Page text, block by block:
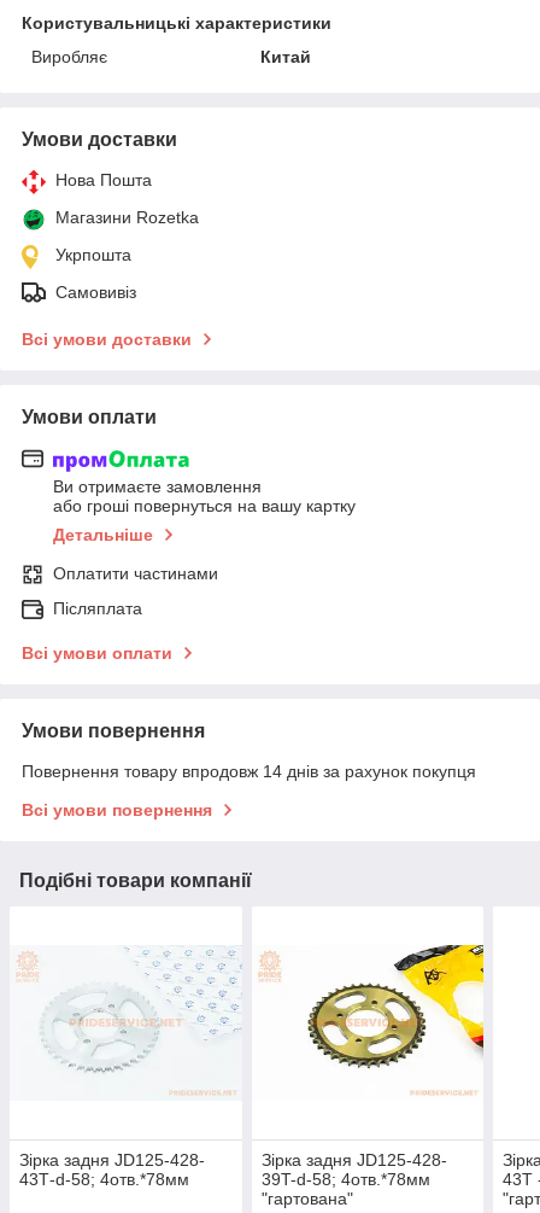
Користувальницькі характеристики
Виробляє
Китай
Умови доставки
Нова Пошта
Магазини Rozetka
Укрпошта
Самовивіз
Всі умови доставки
Умови оплати
Ви отримаєте замовлення
або гроші повернуться на вашу картку
Детальніше
Оплатити частинами
Післяплата
Всі умови оплати
Умови повернення
Повернення товару впродовж 14 днів за рахунок покупця
Всі умови повернення
Подібні товари компанії
Зірка задня JD125-428-
43Т-d-58; 4отв.*78мм
Зірка задня JD125-428-
39T-d-58; 4отв.*78мм
"гартована"
43Т